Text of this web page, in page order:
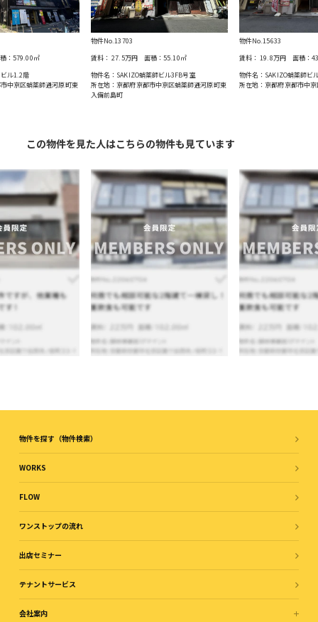
：579.00㎡
ル1.2階
中京区蛸薬師通河原町東
物件No.13703
賃料：27.5万円面積：55.10㎡
物件名：SAKIZO蛸薬師ビル3FB号室
所在地：京都府京都市中京区蛸薬師通河原町東
入備前島町
物件No.15633
賃料：19.8万円面積：
物件名：SAKIZO蛸薬師ビ
所在地：京都府京都市中
この物件を見た人はこちらの物件も見ています
物件を探す（物件検索）
WORKS
FLOW
ワンストップの流れ
出店セミナー
テナントサービス
会社案内